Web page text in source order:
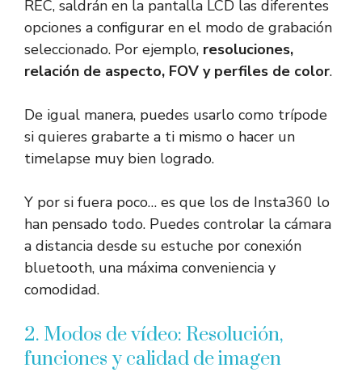
REC, saldrán en la pantalla LCD las diferentes
opciones a configurar en el modo de grabación
seleccionado. Por ejemplo, resoluciones,
relación de aspecto, FOV y perfiles de color.
De igual manera, puedes usarlo como trípode
si quieres grabarte a ti mismo o hacer un
timelapse muy bien logrado.
Y por si fuera poco… es que los de Insta360 lo
han pensado todo. Puedes controlar la cámara
a distancia desde su estuche por conexión
bluetooth, una máxima conveniencia y
comodidad.
2. Modos de vídeo: Resolución,
funciones y calidad de imagen